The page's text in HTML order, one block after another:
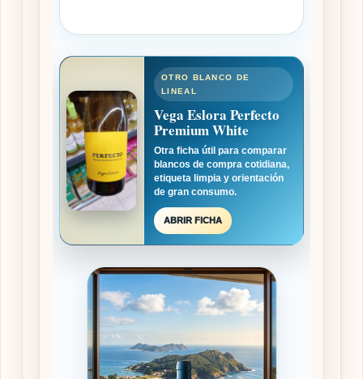
OTRO BLANCO DE
LINEAL
Vega Eslora Perfecto
Premium White
Otra ficha útil para comparar
blancos de compra cotidiana,
etiqueta limpia y orientación
de gran consumo.
ABRIR FICHA